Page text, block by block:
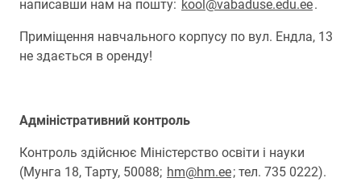
написавши нам на пошту: kool@vabaduse.edu.ee.
Приміщення навчального корпусу по вул. Ендла, 13
не здається в оренду!
Адміністративний контроль
Контроль здійснює Міністерство освіти і науки
(Мунга 18, Тарту, 50088; hm@hm.ee; тел. 735 0222).